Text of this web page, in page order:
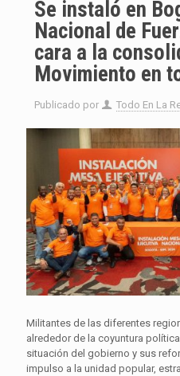
Se instaló en
Nacional de
cara a la
Movimiento en
Publicado por Todo En La
Militantes de las diferentes
alrededor de la coyuntura
situación del gobierno y sus
impulso a la unidad popular,